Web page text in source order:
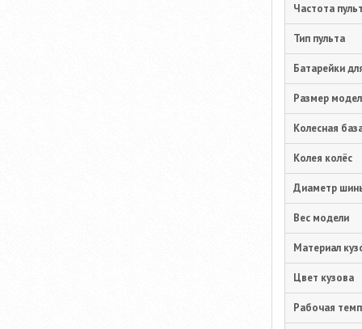
Частота
Тип пульта
Батарейки
Размер
Колесная
Колея колёс
Диаметр
Вес модели
Материал
Цвет кузова
Рабочая